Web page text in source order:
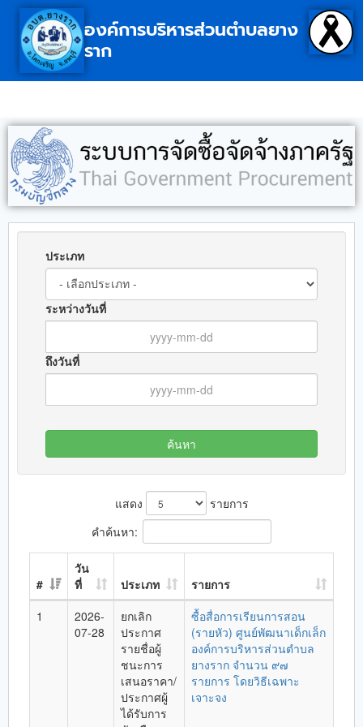
องค์การบริหารส่วนตำบลยาง
ราก